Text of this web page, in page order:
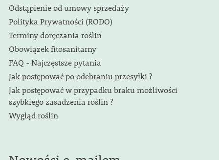
Odstąpienie od umowy sprzedaży
Polityka Prywatności (RODO)
Terminy doręczania roślin
Obowiązek fitosanitarny
FAQ - Najczęstsze pytania
Jak postępować po odebraniu przesyłki ?
Jak postępować w przypadku braku możliwości
szybkiego zasadzenia roślin ?
Wygląd roślin